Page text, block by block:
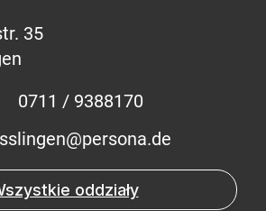
35
0711 / 9388170
oddziały